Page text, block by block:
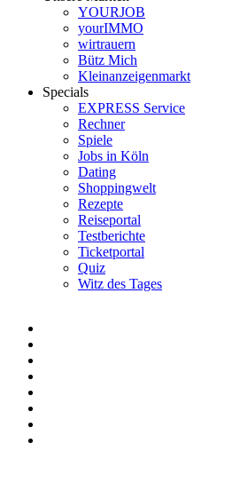
YOURJOB
yourIMMO
wirtrauern
Bütz Mich
Kleinanzeigenmarkt
Specials
EXPRESS Service
Rechner
Spiele
Jobs in Köln
Dating
Shoppingwelt
Rezepte
Reiseportal
Testberichte
Ticketportal
Quiz
Witz des Tages